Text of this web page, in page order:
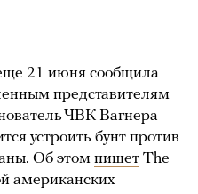
21 июня сообщила
представителям
ЧВК Вагнера
устроить бунт против
Об этом пишет The
американских